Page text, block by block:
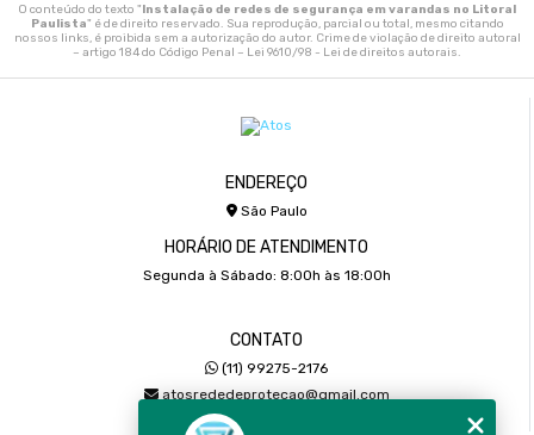
O conteúdo do texto "Instalação de redes de segurança em varandas no Litoral
Paulista" é de direito reservado. Sua reprodução, parcial ou total, mesmo citando
nossos links, é proibida sem a autorização do autor. Crime de violação de direito autoral
– artigo 184 do Código Penal – Lei 9610/98 - Lei de direitos autorais.
ENDEREÇO
São Paulo
HORÁRIO DE ATENDIMENTO
Segunda à Sábado: 8:00h às 18:00h
CONTATO
(11) 99275-2176
atosrededeprotecao@gmail.com